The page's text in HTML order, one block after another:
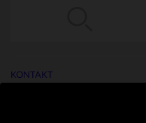
KONTAKT